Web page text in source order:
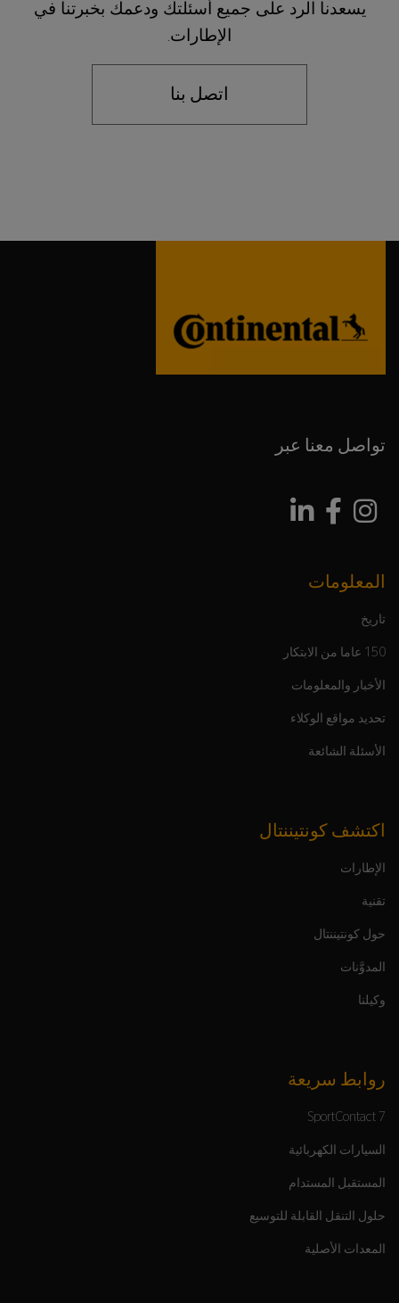
يسعدنا الرد على جميع أسئلتك ودعمك بخبرتنا في
الإطارات.
اتصل بنا
تواصل معنا عبر
المعلومات
تاريخ
150 عاما من الابتكار
الأخبار والمعلومات
تحديد مواقع الوكلاء
الأسئلة الشائعة
اكتشف كونتيننتال
الإطارات
تقنية
حول كونتيننتال
المدوَّنات
وكيلنا
روابط سريعة
SportContact 7
السيارات الكهربائية
المستقبل المستدام
حلول التنقل القابلة للتوسيع
المعدات الأصلية